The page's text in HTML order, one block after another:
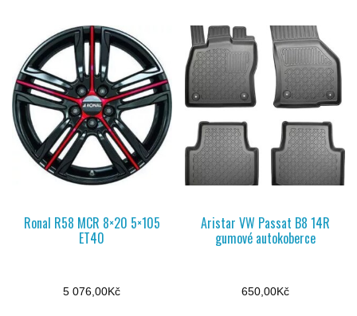
Ronal R58 MCR 8×20 5×105
ET40
5 076,00Kč
Aristar VW Passat B8 14R
gumové autokoberce
650,00Kč